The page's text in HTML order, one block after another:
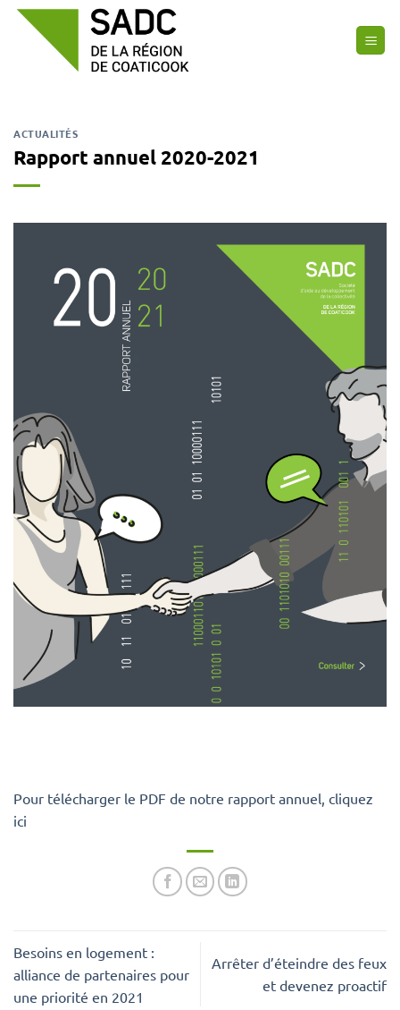
Passer
ACTUALITÉS
Rapport annuel 2020-2021
Pour télécharger le PDF de notre rapport annuel, cliquez
ici
Besoins en logement :
alliance de partenaires pour
une priorité en 2021
Arrêter d’éteindre des feux
et devenez proactif